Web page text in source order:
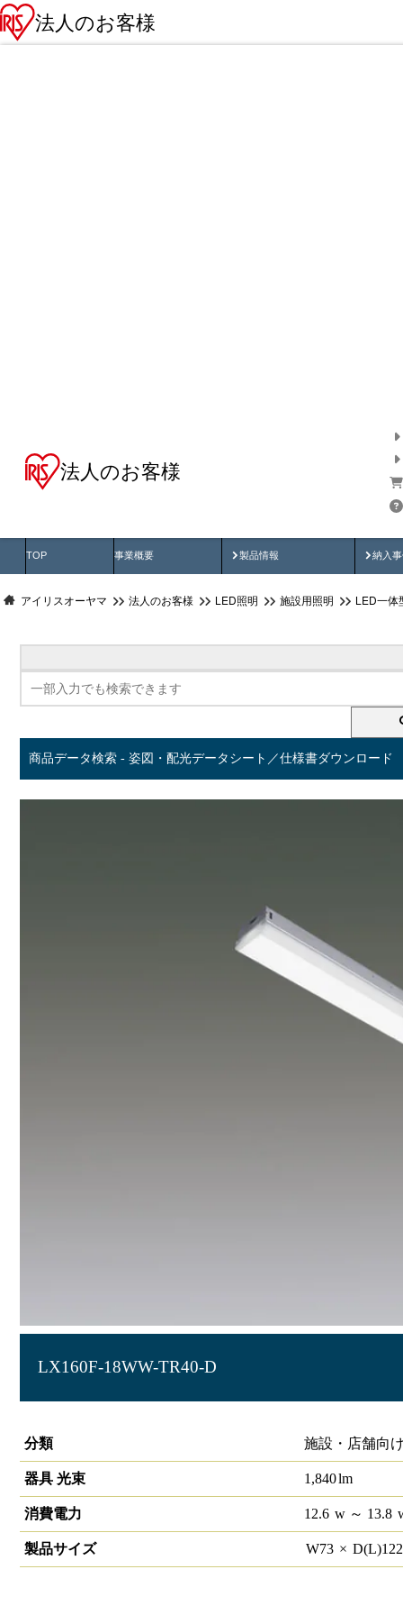
法人のお客様
法人のお客様
TOP 事業概要 製品情報
製品動画 納入
納
アイリスオーヤマ 法人のお客様 LED照明 施設用照明 LED一体
商品データ検索 - 姿図・配光データシート／仕様書ダウンロード
LX160F-18WW-TR40-D
分類
施設・店舗向
器具 光束 1,840lm
消費電力 12.6 w～ 13.8
製品サイズ W73 × D(L)